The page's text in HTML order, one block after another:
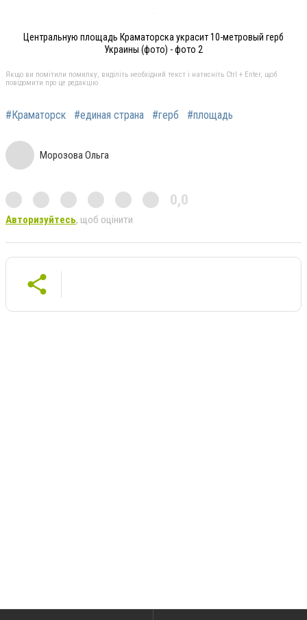
Центральную площадь Краматорска украсит 10-метровый герб
Украины (фото) - фото 2
Якщо ви помітили помилку, виділіть необхідний текст і натисніть Ctrl + Enter, щоб
повідомити про це редакцію
#Краматорск #единая страна #герб #площадь
Морозова Ольга
0,0
Авторизуйтесь, щоб оцінити